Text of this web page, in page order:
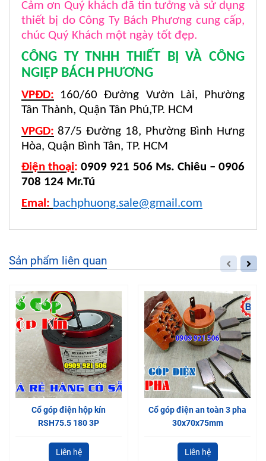
Cảm ơn Quý khách đã tin tưởng và sử dụng
thiết bị do Công Ty Bách Phương cung cấp,
chúc Quý Khách một ngày tốt đẹp.
CÔNG TY TNHH THIẾT BỊ VÀ CÔNG
NGIỆP BÁCH PHƯƠNG
VPĐD:
160/60 Đường Vườn Lài, Phường
Tân Thành, Quận Tân Phú,TP. HCM
VPGD: 87/5 Đường 18, Phường Bình Hưng
Hòa, Quận Bình Tân, TP. HCM
Điện thoại:0909 921 506 Ms. Chiêu – 0906
708 124 Mr.Tú
Emal: bachphuong.sale@gmail.com
Sản phẩm liên quan
Cổ góp điện hộp kín
RSH75.5 180 3P
Liên hệ
Cổ góp điện an toàn 3 pha
30x70x75mm
Liên hệ